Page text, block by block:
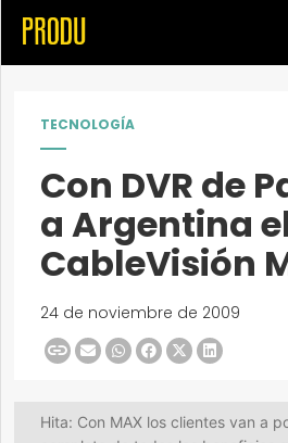
TECNOLOGÍA
Con DVR de
a Argentina
CableVisión
24 de noviembre de 2009
Hita: Con MAX los clientes van a